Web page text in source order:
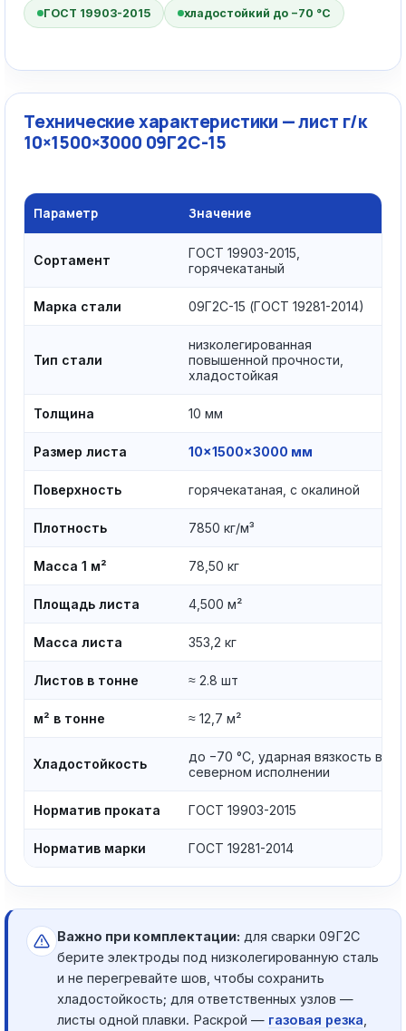
ГОСТ 19903-2015 хладостойкий до −70 °C
Технические характеристики — лист г/к
10×1500×3000 09Г2С-15
Параметр Значение
Сортамент
ГОСТ 19903-2015,
горячекатаный
Марка стали 09Г2С-15 (ГОСТ 19281-2014)
Тип стали
низколегированная
повышенной прочности,
хладостойкая
Толщина 10 мм
Размер листа 10×1500×3000 мм
Поверхность горячекатаная, с окалиной
Плотность 7850 кг/м³
Масса 1 м² 78,50 кг
Площадь листа 4,500 м²
Масса листа 353,2 кг
Листов в тонне ≈ 2.8 шт
м² в тонне ≈ 12,7 м²
Хладостойкость
до −70 °C, ударная вязкость в
северном исполнении
Норматив проката ГОСТ 19903-2015
Норматив марки ГОСТ 19281-2014
Важно при комплектации: для сварки 09Г2С
берите электроды под низколегированную сталь
и не перегревайте шов, чтобы сохранить
хладостойкость; для ответственных узлов —
листы одной плавки. Раскрой — газовая резка